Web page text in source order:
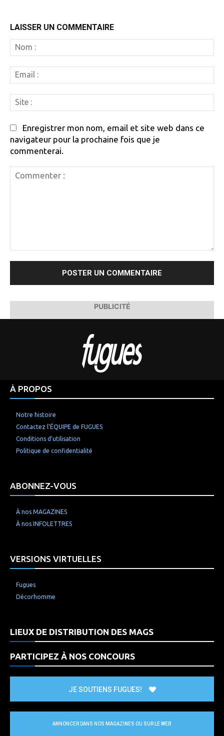
LAISSER UN COMMENTAIRE
:
:
:
Enregistrer mon nom, email et site web dans ce
navigateur pour la prochaine fois que je
commenterai.
PUBLICITÉ
À PROPOS
Notre histoire
Contactez l’ÉQUIPE de FUGUES
Conditions d’utilisation
Politique de confidentialité
ABONNEZ-VOUS
À nos MAGAZINES
À nos INFOLETTRES
VERSIONS VIRTUELLES
Fugues
Décorhomme
LIEUX DE DISTRIBUTION DES MAGS
PARTICIPEZ À NOS CONCOURS
JE SOUTIENS FUGUES!
ANNONCER DANS NOS MAGAZINES OU SUR LE WEB